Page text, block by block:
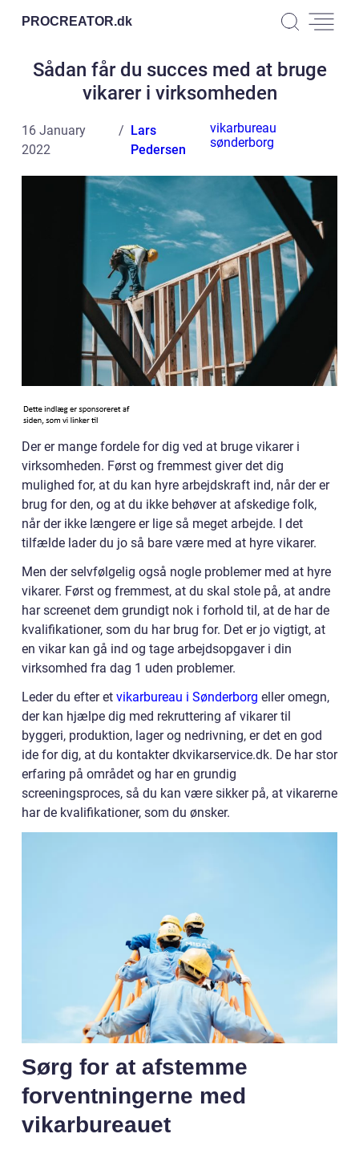
PROCREATOR.dk
Sådan får du succes med at bruge
vikarer i virksomheden
16 January
2022
Lars
Pedersen
vikarbureau
sønderborg
Der er mange fordele for dig ved at bruge vikarer i
virksomheden. Først og fremmest giver det dig
mulighed for, at du kan hyre arbejdskraft ind, når der er
brug for den, og at du ikke behøver at afskedige folk,
når der ikke længere er lige så meget arbejde. I det
tilfælde lader du jo så bare være med at hyre vikarer.
Men der selvfølgelig også nogle problemer med at hyre
vikarer. Først og fremmest, at du skal stole på, at andre
har screenet dem grundigt nok i forhold til, at de har de
kvalifikationer, som du har brug for. Det er jo vigtigt, at
en vikar kan gå ind og tage arbejdsopgaver i din
virksomhed fra dag 1 uden problemer.
Leder du efter et vikarbureau i Sønderborg eller omegn,
der kan hjælpe dig med rekruttering af vikarer til
byggeri, produktion, lager og nedrivning, er det en god
ide for dig, at du kontakter dkvikarservice.dk. De har stor
erfaring på området og har en grundig
screeningsproces, så du kan være sikker på, at vikarerne
har de kvalifikationer, som du ønsker.
Sørg for at afstemme
forventningerne med
vikarbureauet